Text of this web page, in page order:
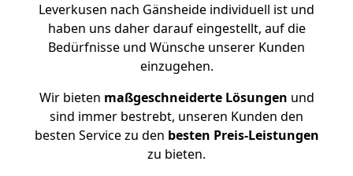
Leverkusen nach Gänsheide individuell ist und
haben uns daher darauf eingestellt, auf die
Bedürfnisse und Wünsche unserer Kunden
einzugehen.
Wir bieten maßgeschneiderte Lösungen und
sind immer bestrebt, unseren Kunden den
besten Service zu den besten Preis-Leistungen
zu bieten.